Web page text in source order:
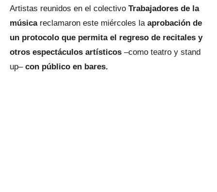
Artistas reunidos en el colectivo Trabajadores de la
músicareclamaron este miércoles laaprobación de
un protocolo que permita el regreso de recitales y
otros espectáculos artísticos –como teatro y stand
up– con público en bares.